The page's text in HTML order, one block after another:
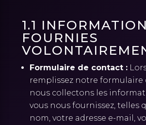
1.1
FOURNIES
Formulaire de contact :
remplissez notre formulaire
nous collectons les
vous nous fournissez, telles
nom, votre adresse e-mail,